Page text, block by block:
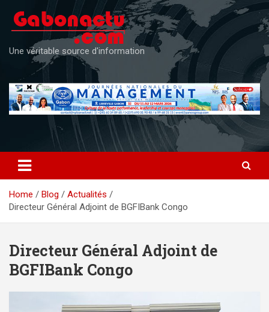
content
Une véritable source d'information
Home Blog
Actualités
Directeur Général Adjoint de BGFIBank Congo
Directeur Général Adjoint de
BGFIBank Congo